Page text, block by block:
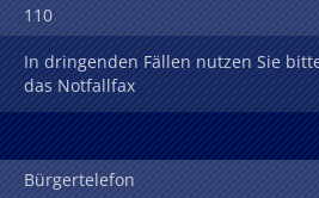
110
In dringenden Fällen nutzen Sie
das Notfallfax
Bürgertelefon